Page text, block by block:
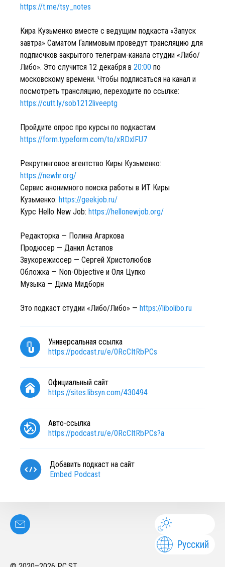
https://t.me/tsy_notes
Кира Кузьменко вместе с ведущим подкаста «Запуск
завтра» Саматом Галимовым проведут трансляцию для
подписчков закрытого телеграм-канала студии «Либо/
Либо». Это случится 12 декабря в 20:00 по
московскому времени. Чтобы подписаться на канал и
посмотреть трансляцию, переходите по ссылке:
https://cutt.ly/sob1212liveeptg
Пройдите опрос про курсы по подкастам:
https://form.typeform.com/to/xRDxlFU7
Рекрутинговое агентство Киры Кузьменко:
https://newhr.org/
Cервис анонимного поиска работы в ИТ Киры
Кузьменко: https://geekjob.ru/
Курс Hello New Job: https://hellonewjob.org/
Редакторка — Полина Агаркова
Продюсер — Данил Астапов
Звукорежиссер — Сергей Христолюбов
Обложка — Non-Objective и Оля Цупко
Музыка — Дима Мидборн
Это подкаст студии «Либо/Либо» — https://libolibo.ru
Универсальная ссылка
https://podcast.ru/e/0RcCItRbPCs
Официальный сайт
https://sites.libsyn.com/430494
Авто-ссылка
https://podcast.ru/e/0RcCItRbPCs?a
Добавить подкаст на сайт
Embed Podcast
Русский